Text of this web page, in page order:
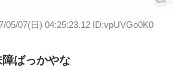
05/07(日) 04:25:23.12 ID:vpUVGo0K0
ばっかやな